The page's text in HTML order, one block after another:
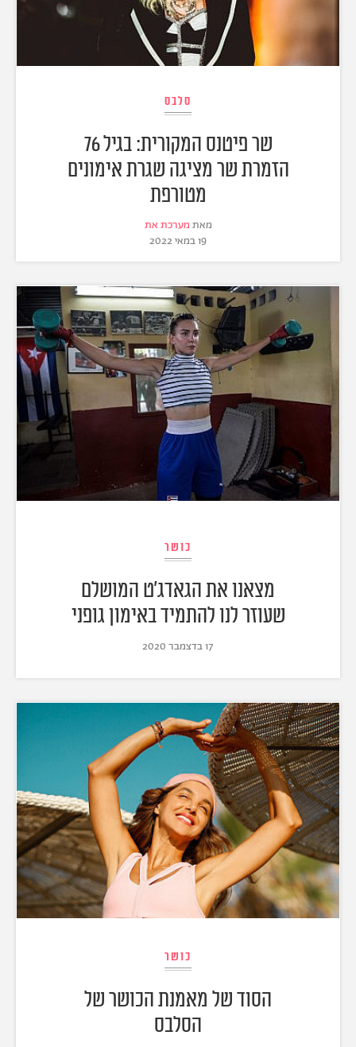
סלבס
שר פיטנס המקורית: בגיל 76
הזמרת שר מציגה שגרת אימונים
מטורפת
מאת מערכת את
19 במאי 2022
כושר
מצאנו את הגאדג'ט המושלם
שעוזר לנו להתמיד באימון גופני
17 בדצמבר 2020
כושר
הסוד של מאמנת הכושר של
הסלבס